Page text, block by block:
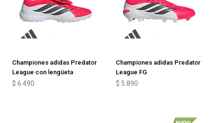
Championes adidas Predator
League con lengüeta
$ 6.490
Championes adidas Predator
League FG
$ 5.890